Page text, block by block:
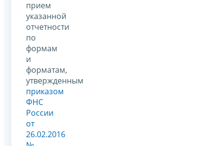
прием
указанной
отчетности
по
формам
и
форматам,
утвержденным
приказом
ФНС
России
от
26.02.2016